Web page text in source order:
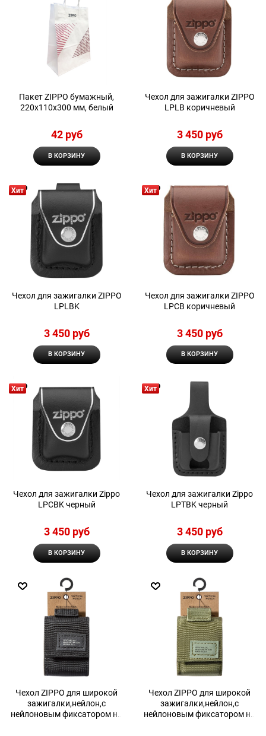
Пакет ZIPPO бумажный,
220x110x300 мм, белый
42 руб
В КОРЗИНУ
Чехол для зажигалки ZIPPO
LPLB коричневый
3 450 руб
В КОРЗИНУ
Хит
Чехол для зажигалки ZIPPO
LPLBK
3 450 руб
В КОРЗИНУ
Хит
Чехол для зажигалки ZIPPO
LPCB коричневый
3 450 руб
В КОРЗИНУ
Хит
Чехол для зажигалки Zippo
LPCBK черный
3 450 руб
В КОРЗИНУ
Хит
Чехол для зажигалки Zippo
LPTBK черный
3 450 руб
В КОРЗИНУ
Чехол ZIPPO для широкой
зажигалки,нейлон,с
нейлоновым фиксатором на
Чехол ZIPPO для широкой
зажигалки,нейлон,с
нейлоновым фиксатором на